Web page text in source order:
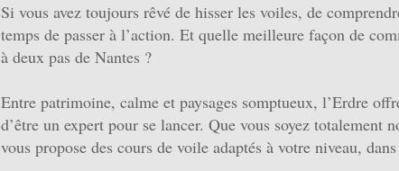
Si vous avez toujours rêvé de hisser les voiles, de
temps de passer à l’action. Et quelle meilleure façon de
à deux pas de Nantes ?
Entre patrimoine, calme et paysages somptueux, l’Erdre
d’être un expert pour se lancer. Que vous soyez totalement
vous propose des cours de voile adaptés à votre niveau,